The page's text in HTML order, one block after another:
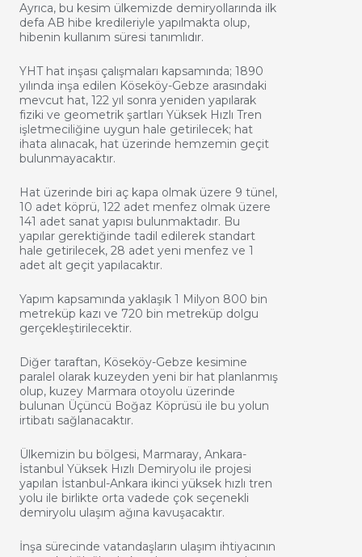
Ayrıca, bu kesim ülkemizde demiryollarında ilk
defa AB hibe kredileriyle yapılmakta olup,
hibenin kullanım süresi tanımlıdır.
YHT hat inşası çalışmaları kapsamında; 1890
yılında inşa edilen Köseköy-Gebze arasındaki
mevcut hat, 122 yıl sonra yeniden yapılarak
fiziki ve geometrik şartları Yüksek Hızlı Tren
işletmeciliğine uygun hale getirilecek; hat
ihata alınacak, hat üzerinde hemzemin geçit
bulunmayacaktır.
Hat üzerinde biri aç kapa olmak üzere 9 tünel,
10 adet köprü, 122 adet menfez olmak üzere
141 adet sanat yapısı bulunmaktadır. Bu
yapılar gerektiğinde tadil edilerek standart
hale getirilecek, 28 adet yeni menfez ve 1
adet alt geçit yapılacaktır.
Yapım kapsamında yaklaşık 1 Milyon 800 bin
metreküp kazı ve 720 bin metreküp dolgu
gerçekleştirilecektir.
Diğer taraftan, Köseköy-Gebze kesimine
paralel olarak kuzeyden yeni bir hat planlanmış
olup, kuzey Marmara otoyolu üzerinde
bulunan Üçüncü Boğaz Köprüsü ile bu yolun
irtibatı sağlanacaktır.
Ülkemizin bu bölgesi, Marmaray, Ankara-
İstanbul Yüksek Hızlı Demiryolu ile projesi
yapılan İstanbul-Ankara ikinci yüksek hızlı tren
yolu ile birlikte orta vadede çok seçenekli
demiryolu ulaşım ağına kavuşacaktır.
İnşa sürecinde vatandaşların ulaşım ihtiyacının